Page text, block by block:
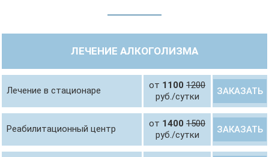
ЛЕЧЕНИЕ АЛКОГОЛИЗМА
Лечение в стационаре от 1100 1200
руб./сутки
ЗАКАЗАТЬ
Реабилитационный центр от 1400 1500
руб./сутки
ЗАКАЗАТЬ